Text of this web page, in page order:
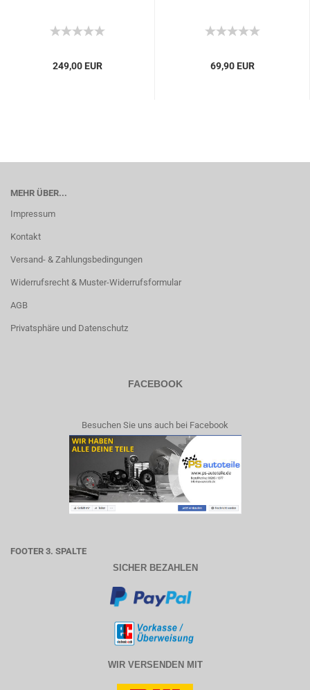
249,00 EUR 69,90 EUR
MEHR ÜBER...
Impressum
Kontakt
Versand- & Zahlungsbedingungen
Widerrufsrecht & Muster-Widerrufsformular
AGB
Privatsphäre und Datenschutz
FACEBOOK
Besuchen Sie uns auch bei Facebook
FOOTER 3. SPALTE
SICHER BEZAHLEN
WIR VERSENDEN MIT